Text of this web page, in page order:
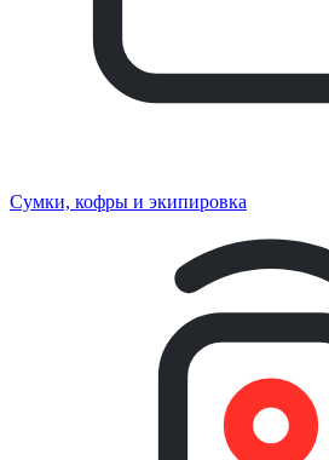
Сумки, кофры и экипировка